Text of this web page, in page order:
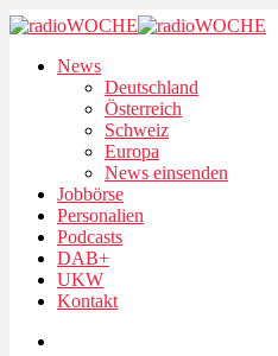
News
Deutschland
Österreich
Schweiz
Europa
News einsenden
Jobbörse
Personalien
Podcasts
DAB+
UKW
Kontakt